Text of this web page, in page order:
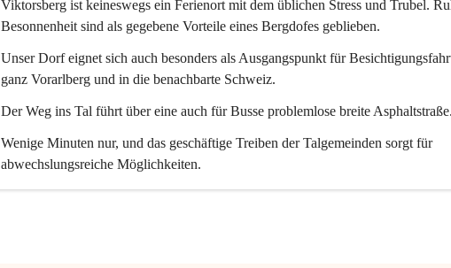
Viktorsberg ist keineswegs ein Ferienort mit dem üblichen Stress und Trubel.
Besonnenheit sind als gegebene Vorteile eines Bergdofes geblieben.
Unser Dorf eignet sich auch besonders als Ausgangspunkt für
ganz Vorarlberg und in die benachbarte Schweiz.
Der Weg ins Tal führt über eine auch für Busse problemlose breite
Wenige Minuten nur, und das geschäftige Treiben der Talgemeinden sorgt für
abwechslungsreiche Möglichkeiten.